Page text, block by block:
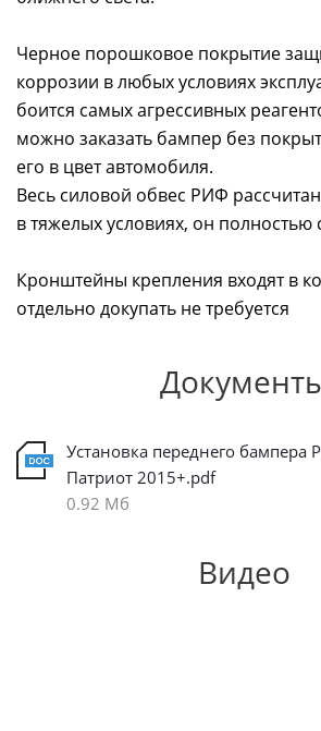
Черное порошковое покрытие
коррозии в любых условиях
боится самых агрессивных
можно заказать бампер без
его в цвет автомобиля.
Весь силовой обвес РИФ
в тяжелых условиях, он
Кронштейны крепления входят в
отдельно докупать не требуется
Установка переднего бампера
Патриот 2015+.pdf
0.92 Мб
Видео